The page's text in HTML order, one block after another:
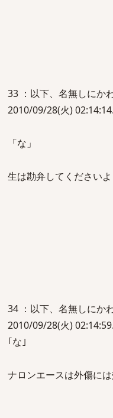
33 ：以下、名無しにか
2010/09/28(火)
「な」
生は勘弁してくださいよ
34 ：以下、名無しにか
2010/09/28(火)
｢な｣
ナロンエースは外傷に